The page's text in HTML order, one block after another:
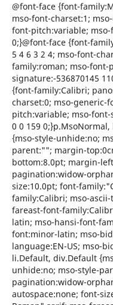
@font-face {font-
mso-font-charset:1;
font-pitch:variable; mso-
0;}@font-face {font-
5 4 6 3 2 4; mso-font-
family:roman; mso-font-
signature:-536870145
{font-family:Calibri;
charset:0; mso-generic-
pitch:variable; mso-font-
0 0 159
{mso-style-unhide:no;
parent:""; margin-
bottom:8.0pt; margin-
pagination:widow-
size:10.0pt; font-
family:Calibri; mso-
fareast-font-
latin; mso-hansi-font-
font:minor-latin; mso-
language:EN-US; mso-
li.Default, div.Default
unhide:no; mso-style-
pagination:widow-
autospace:none; font-